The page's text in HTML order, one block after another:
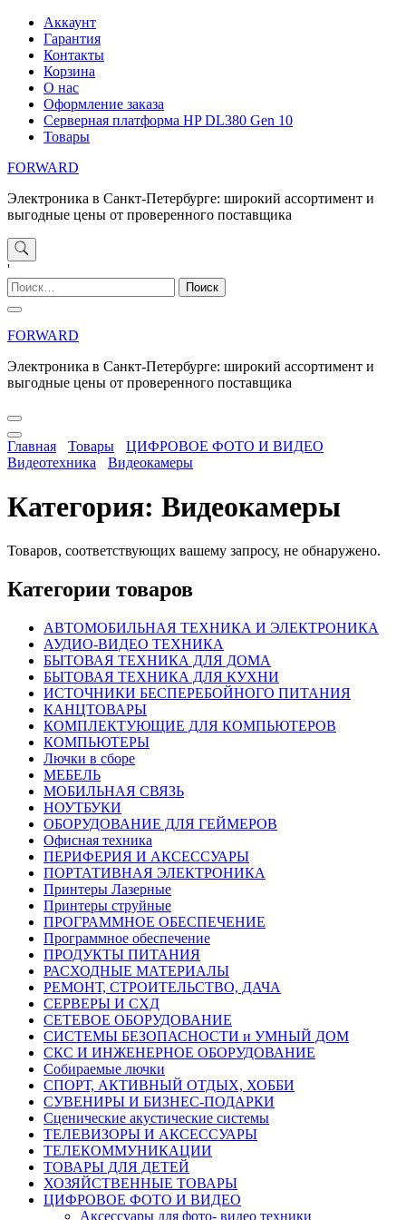
Перейти
содержимому
Аккаунт
Гарантия
Контакты
Корзина
О нас
Оформление заказа
Серверная платформа HP DL380 Gen 10
Товары
FORWARD
Электроника в Санкт-Петербурге: широкий ассортимент и
выгодные цены от проверенного поставщика
'
Найти:
FORWARD
Электроника в Санкт-Петербурге: широкий ассортимент и
выгодные цены от проверенного поставщика
Главная Товары
ЦИФРОВОЕ ФОТО И ВИДЕО
Видеотехника
Видеокамеры
Категория: Видеокамеры
Товаров, соответствующих вашему запросу, не обнаружено.
Категории товаров
АВТОМОБИЛЬНАЯ ТЕХНИКА И ЭЛЕКТРОНИКА
АУДИО-ВИДЕО ТЕХНИКА
БЫТОВАЯ ТЕХНИКА ДЛЯ ДОМА
БЫТОВАЯ ТЕХНИКА ДЛЯ КУХНИ
ИСТОЧНИКИ БЕСПЕРЕБОЙНОГО ПИТАНИЯ
КАНЦТОВАРЫ
КОМПЛЕКТУЮЩИЕ ДЛЯ КОМПЬЮТЕРОВ
КОМПЬЮТЕРЫ
Лючки в сборе
МЕБЕЛЬ
МОБИЛЬНАЯ СВЯЗЬ
НОУТБУКИ
ОБОРУДОВАНИЕ ДЛЯ ГЕЙМЕРОВ
Офисная техника
ПЕРИФЕРИЯ И АКСЕССУАРЫ
ПОРТАТИВНАЯ ЭЛЕКТРОНИКА
Принтеры Лазерные
Принтеры струйные
ПРОГРАММНОЕ ОБЕСПЕЧЕНИЕ
Программное обеспечение
ПРОДУКТЫ ПИТАНИЯ
РАСХОДНЫЕ МАТЕРИАЛЫ
РЕМОНТ, СТРОИТЕЛЬСТВО, ДАЧА
СЕРВЕРЫ И СХД
СЕТЕВОЕ ОБОРУДОВАНИЕ
СИСТЕМЫ БЕЗОПАСНОСТИ и УМНЫЙ ДОМ
СКС И ИНЖЕНЕРНОЕ ОБОРУДОВАНИЕ
Собираемые лючки
СПОРТ, АКТИВНЫЙ ОТДЫХ, ХОББИ
СУВЕНИРЫ И БИЗНЕС-ПОДАРКИ
Сценические акустические системы
ТЕЛЕВИЗОРЫ И АКСЕССУАРЫ
ТЕЛЕКОММУНИКАЦИИ
ТОВАРЫ ДЛЯ ДЕТЕЙ
ХОЗЯЙСТВЕННЫЕ ТОВАРЫ
ЦИФРОВОЕ ФОТО И ВИДЕО
Аксессуары для фото- видео техники